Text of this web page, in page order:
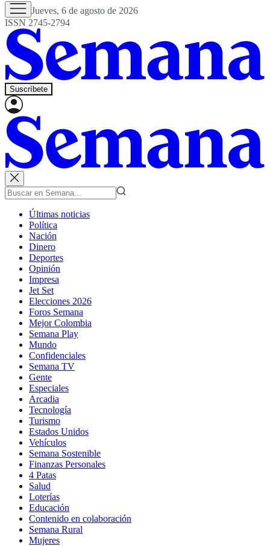
Jueves, 6 de agosto de 2026
ISSN 2745-2794
Suscríbete
Últimas noticias
Política
Nación
Dinero
Deportes
Opinión
Impresa
Jet Set
Elecciones 2026
Foros Semana
Mejor Colombia
Semana Play
Mundo
Confidenciales
Semana TV
Gente
Especiales
Arcadia
Tecnología
Turismo
Estados Unidos
Vehículos
Semana Sostenible
Finanzas Personales
4 Patas
Salud
Loterías
Educación
Contenido en colaboración
Semana Rural
Mujeres